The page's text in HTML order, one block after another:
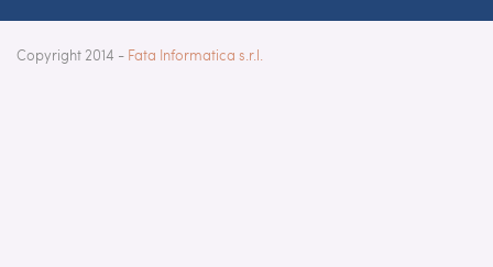
Copyright 2014 - Fata Informatica s.r.l.